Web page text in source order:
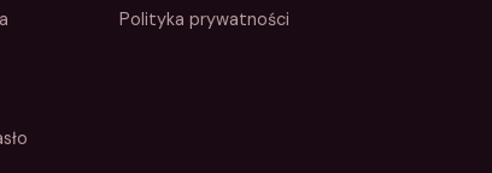
Polityka prywatności